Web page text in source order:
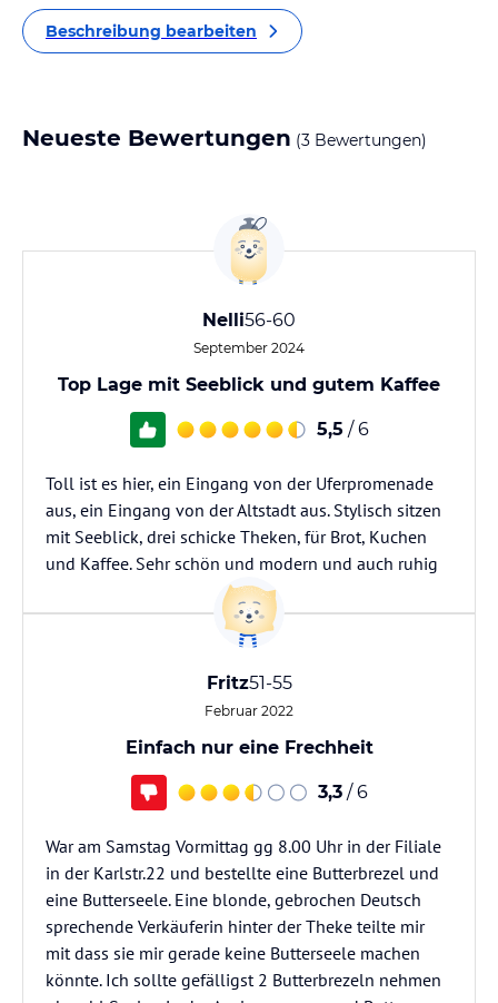
Beschreibung bearbeiten
Neueste Bewertungen (3 Bewertungen)
Nelli56-60
September 2024
Top Lage mit Seeblick und gutem Kaffee
5,5 / 6
Toll ist es hier, ein Eingang von der Uferpromenade
aus, ein Eingang von der Altstadt aus. Stylisch sitzen
mit Seeblick, drei schicke Theken, für Brot, Kuchen
und Kaffee. Sehr schön und modern und auch ruhig
Fritz51-55
Februar 2022
Einfach nur eine Frechheit
3,3 / 6
War am Samstag Vormittag gg 8.00 Uhr in der Filiale
in der Karlstr.22 und bestellte eine Butterbrezel und
eine Butterseele. Eine blonde, gebrochen Deutsch
sprechende Verkäuferin hinter der Theke teilte mir
mit dass sie mir gerade keine Butterseele machen
könnte. Ich sollte gefälligst 2 Butterbrezeln nehmen